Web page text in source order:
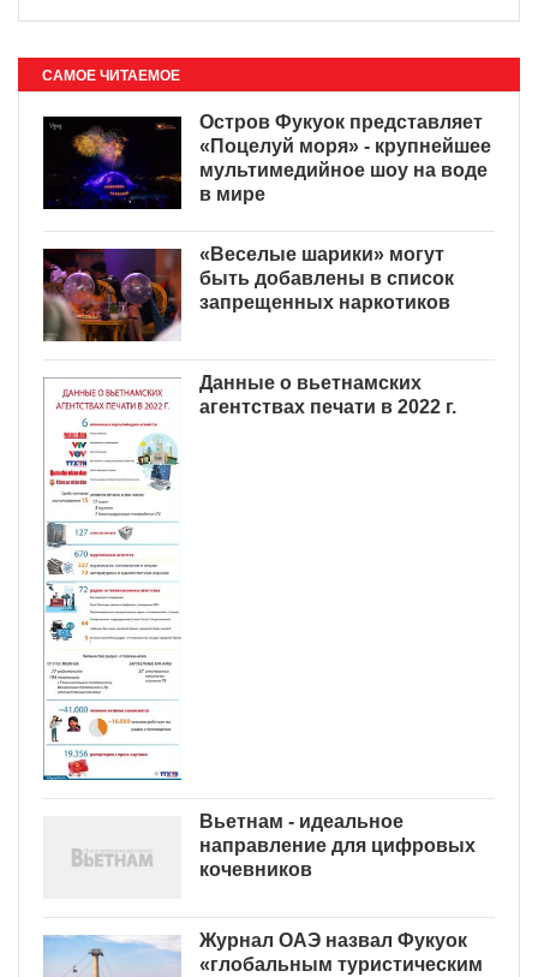
САМОЕ ЧИТАЕМОЕ
Остров Фукуок представляет
«Поцелуй моря» - крупнейшее
мультимедийное шоу на воде
в мире
«Веселые шарики» могут
быть добавлены в список
запрещенных наркотиков
Данные о вьетнамских
агентствах печати в 2022 г.
Вьетнам - идеальное
направление для цифровых
кочевников
Журнал ОАЭ назвал Фукуок
«глобальным туристическим